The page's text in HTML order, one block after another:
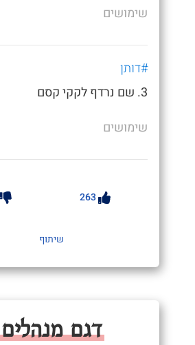
שימושים
#דותן
3. שם נרדף לקקי קסם
שימושים
263
שיתוף
דגם מנהלים